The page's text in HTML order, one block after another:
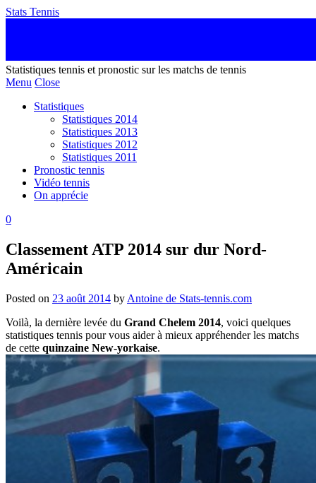
Stats Tennis
Statistiques tennis et pronostic sur les matchs de tennis
Menu Close
Statistiques
Statistiques 2014
Statistiques 2013
Statistiques 2012
Statistiques 2011
Pronostic tennis
Vidéo tennis
On apprécie
0
Classement ATP 2014 sur dur Nord-
Américain
Posted on 23 août 2014 by Antoine de Stats-tennis.com
Voilà, la dernière levée du Grand Chelem 2014, voici quelques
statistiques tennis pour vous aider à mieux appréhender les matchs
de cette quinzaine New-yorkaise.